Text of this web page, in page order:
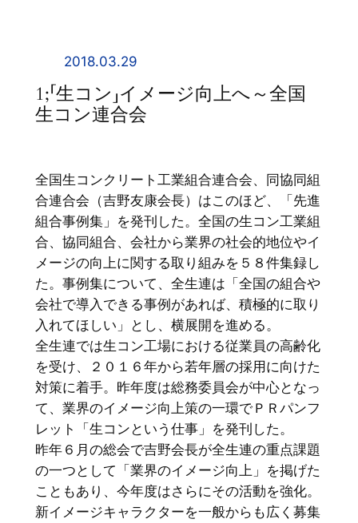
2018.03.29
1;「生コン」イメージ向上へ～全国
生コン連合会
全国生コンクリート工業組合連合会、同協同組
合連合会（吉野友康会長）はこのほど、「先進
組合事例集」を発刊した。全国の生コン工業組
合、協同組合、会社から業界の社会的地位やイ
メージの向上に関する取り組みを５８件集録し
た。事例集について、全生連は「全国の組合や
会社で導入できる事例があれば、積極的に取り
入れてほしい」とし、横展開を進める。
全生連では生コン工場における従業員の高齢化
を受け、２０１６年から若年層の採用に向けた
対策に着手。昨年度は総務委員会が中心となっ
て、業界のイメージ向上策の一環でＰＲパンフ
レット「生コンという仕事」を発刊した。
昨年６月の総会で吉野会長が全生連の重点課題
の一つとして「業界のイメージ向上」を掲げた
こともあり、今年度はさらにその活動を強化。
新イメージキャラクターを一般からも広く募集